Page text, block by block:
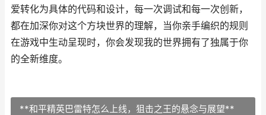
爱转化为具体的代码和设计，每一次调试和每一次创新，
都在加深你对这个方块世界的理解，当你亲手编织的规则
在游戏中生动呈现时，你会发现我的世界拥有了独属于你
的全新维度。
**和平精英巴雷特怎么上线，狙击之王的悬念与展望**